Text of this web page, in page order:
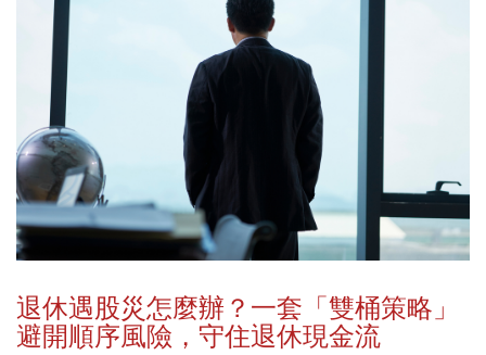
退休遇股災怎麼辦？一套「雙桶策略」
避開順序風險，守住退休現金流